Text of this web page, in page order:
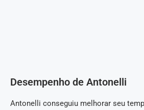
Desempenho de Antonelli
Antonelli conseguiu melhorar seu